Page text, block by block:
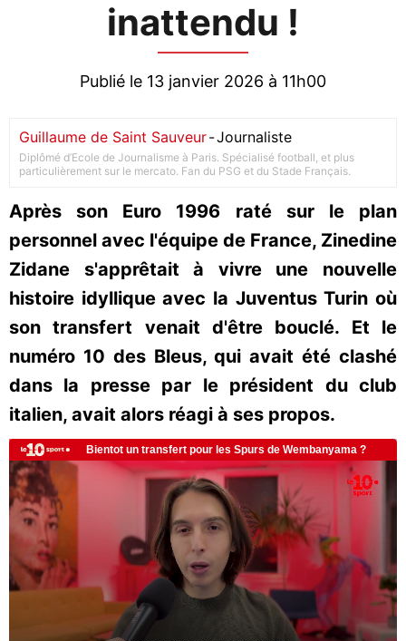
inattendu !
Publié le 13 janvier 2026 à 11h00
Guillaume de Saint Sauveur-Journaliste
Diplômé d’Ecole de Journalisme à Paris. Spécialisé football, et plus
particulièrement sur le mercato. Fan du PSG et du Stade Français.
Après son Euro 1996 raté sur le plan
personnel avec l'équipe de France, Zinedine
Zidane s'apprêtait à vivre une nouvelle
histoire idyllique avec la Juventus Turin où
son transfert venait d'être bouclé. Et le
numéro 10 des Bleus, qui avait été clashé
dans la presse par le président du club
italien, avait alors réagi à ses propos.